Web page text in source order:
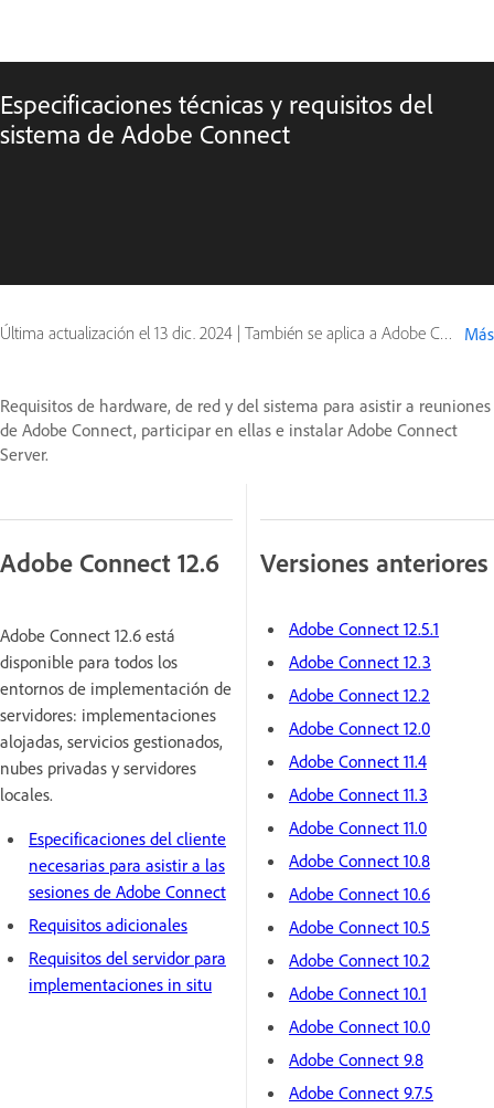
Especificaciones técnicas y requisitos del
sistema de Adobe Connect
Última actualización el 13 dic. 2024 | También se aplica a Adobe Connect 10, Adobe Connect 11 Más
Requisitos de hardware, de red y del sistema para asistir a reuniones
de Adobe Connect, participar en ellas e instalar Adobe Connect
Server.
Adobe Connect 12.6
Adobe Connect 12.6 está
disponible para todos los
entornos de implementación de
servidores: implementaciones
alojadas, servicios gestionados,
nubes privadas y servidores
locales.
Especificaciones del cliente
necesarias para asistir a las
sesiones de Adobe Connect
Requisitos adicionales
Requisitos del servidor para
implementaciones in situ
Versiones anteriores
Adobe Connect 12.5.1
Adobe Connect 12.3
Adobe Connect 12.2
Adobe Connect 12.0
Adobe Connect 11.4
Adobe Connect 11.3
Adobe Connect 11.0
Adobe Connect 10.8
Adobe Connect 10.6
Adobe Connect 10.5
Adobe Connect 10.2
Adobe Connect 10.1
Adobe Connect 10.0
Adobe Connect 9.8
Adobe Connect 9.7.5